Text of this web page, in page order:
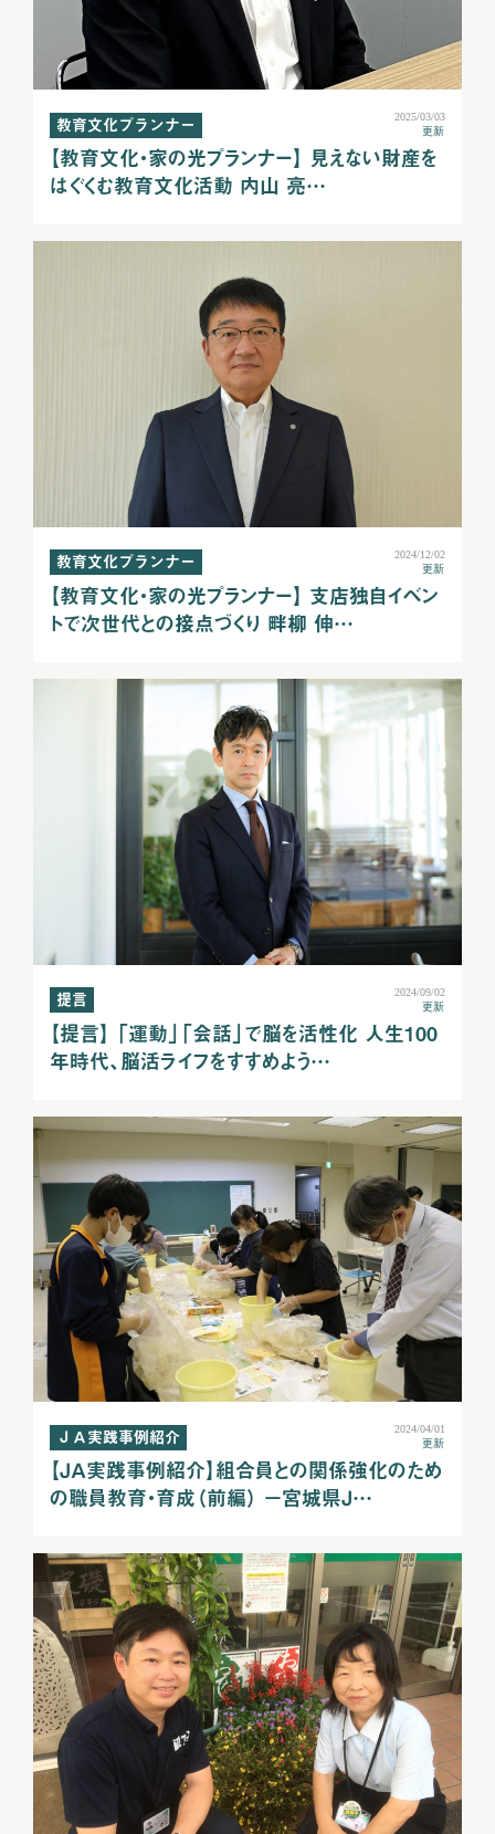
教育文化プランナー
2025/03/03
更新
【教育文化・家の光プランナー】 見えない財産を
はぐくむ教育文化活動 内山 亮…
教育文化プランナー
2024/12/02
更新
【教育文化・家の光プランナー】 支店独自イベン
トで次世代との接点づくり 畔柳 伸…
提言
2024/09/02
更新
【提言】 「運動」「会話」で脳を活性化 人生100
年時代、脳活ライフをすすめよう…
ＪＡ実践事例紹介
2024/04/01
更新
【ＪＡ実践事例紹介】組合員との関係強化のため
の職員教育・育成（前編） －宮城県Ｊ…